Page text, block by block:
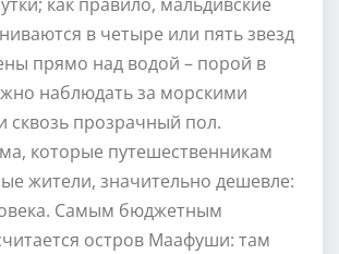
в четыре или пять звезд
прямо над водой – порой в
наблюдать за морскими
сквозь прозрачный пол.
которые путешественникам
жители, значительно дешевле:
Самым бюджетным
остров Маафуши: там